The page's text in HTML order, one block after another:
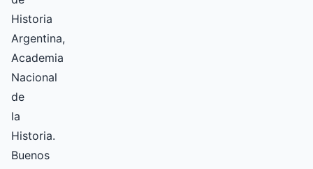
Historia
Argentina,
Academia
Nacional
de
la
Historia.
Buenos